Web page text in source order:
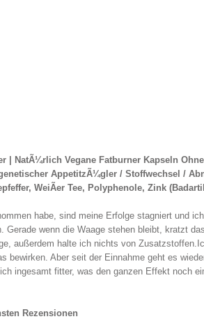
| NatÃ¼rlich Vegane Fatburner Kapseln Ohne
AppetitzÃ¼gler / Stoffwechsel /
WeiÃer Tee, Polyphenole, Zink
habe, sind meine Erfolge stagniert und
wenn die Waage stehen bleibt, kratzt
außerdem halte ich nichts von
bewirken. Aber seit der Einnahme geht es
ingesamt fitter, was den ganzen Effekt noch
Rezensionen